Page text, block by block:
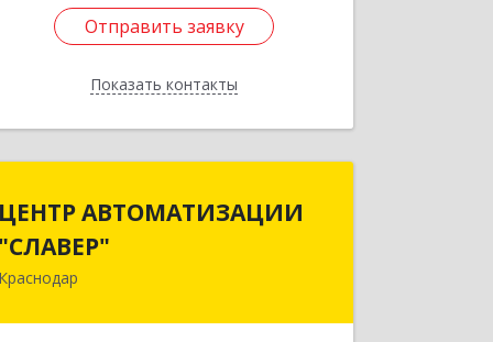
Отправить заявку
Показать контакты
Отправить заявку
Назад
ЦЕНТР АВТОМАТИЗАЦИИ
"СЛАВЕР"
Краснодар
"СЛАВЕР"